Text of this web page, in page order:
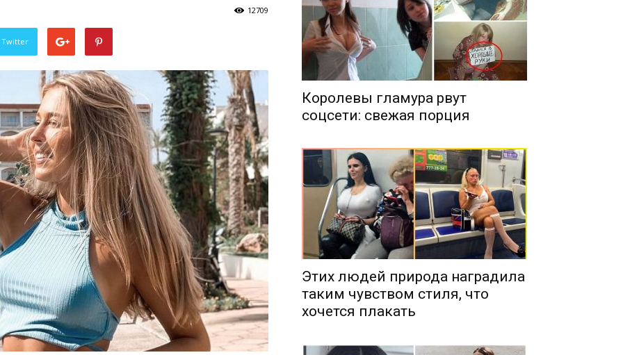
12709
Twitter
Королевы гламура рвут
соцсети: свежая порция
Этих людей природа наградила
таким чувством стиля, что
хочется плакать